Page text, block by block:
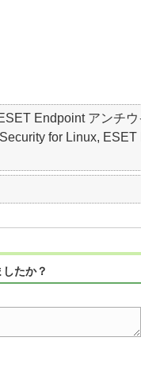
Endpoint アンチウ
for Linux,
たか？